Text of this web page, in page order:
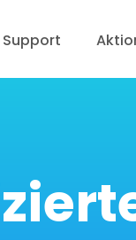
Support
Blog